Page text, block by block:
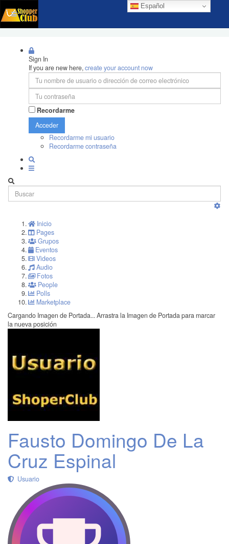
Español
Sign In
If you are new here,create your account now
Recordarme
Acceder
Recordarme mi usuario
Recordarme contraseña
Inicio
Pages
Grupos
Eventos
Videos
Audio
Fotos
People
Polls
Marketplace
Cargando Imagen de Portada... Arrastra la Imagen de Portada para marcar
la nueva posición
Fausto Domingo De La
Cruz Espinal
Usuario